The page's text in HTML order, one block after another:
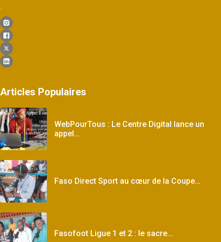
.
Articles Populaires
WebPourTous : Le Centre Digital lance un
appel…
Faso Direct Sport au cœur de la Coupe…
Fasofoot Ligue 1 et 2 : le sacre…